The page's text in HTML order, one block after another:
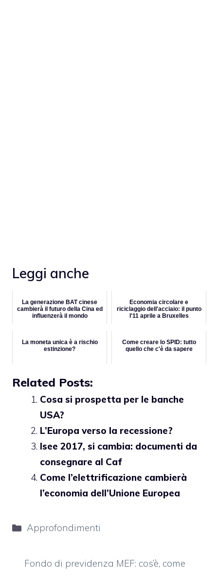
Leggi anche
La generazione BAT cinese
cambierà il futuro della Cina ed
influenzerà il mondo
Economia circolare e
riciclaggio dell'acciaio: il punto
l'11 aprile a Bruxelles
La moneta unica è a rischio
estinzione?
Come creare lo SPID: tutto
quello che c'è da sapere
Related Posts:
Cosa si prospetta per le banche
USA?
L’Europa verso la recessione?
Isee 2017, si cambia: documenti da
consegnare al Caf
Come l’elettrificazione cambierà
l’economia dell’Unione Europea
Categorie
Approfondimenti
Fondo di previdenza MEF: cos’è, come